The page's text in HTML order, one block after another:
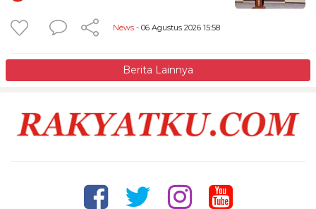
News - 06 Agustus 2026 15:58
Berita Lainnya